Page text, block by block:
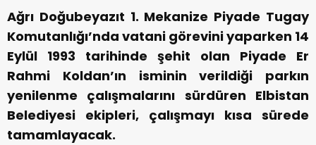
Ağrı Doğubeyazıt 1. Mekanize Piyade Tugay
Komutanlığı’nda vatani görevini yaparken 14
Eylül 1993 tarihinde şehit olan Piyade Er
Rahmi Koldan’ın isminin verildiği parkın
yenilenme çalışmalarını sürdüren Elbistan
Belediyesi ekipleri, çalışmayı kısa sürede
tamamlayacak.